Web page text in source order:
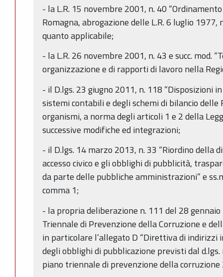
- la L.R. 15 novembre 2001, n. 40
Romagna, abrogazione delle L.R. 6 luglio 1977,
quanto applicabile;
- la L.R. 26 novembre 2001, n. 43 e succ. mod.
organizzazione e di rapporti di lavoro nella
- il D.lgs. 23 giugno 2011, n. 118 “Disposizioni
sistemi contabili e degli schemi di bilancio delle
organismi, a norma degli articoli 1 e 2 della
successive modifiche ed integrazioni;
- il D.lgs. 14 marzo 2013, n. 33 “Riordino della
accesso civico e gli obblighi di pubblicità,
da parte delle pubbliche amministrazioni” e
comma 1;
- la propria deliberazione n. 111 del 28
Triennale di Prevenzione della Corruzione e
in particolare l’allegato D “Direttiva di
degli obblighi di pubblicazione previsti dal
piano triennale di prevenzione della